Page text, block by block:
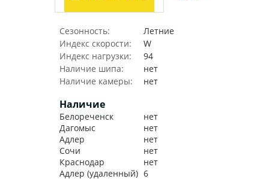
Сезонность:
Летние
Индекс скорости:
W
Индекс нагрузки:
94
Наличие шипа:
нет
Наличие камеры:
нет
Наличие
Белореченск
нет
Дагомыс
нет
Адлер
нет
Сочи
нет
Краснодар
нет
Адлер (удаленный) 6